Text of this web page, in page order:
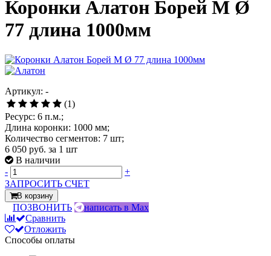
Коронки Алатон Борей М Ø
77 длина 1000мм
Артикул: -
(1)
Ресурс: 6 п.м.;
Длина коронки: 1000 мм;
Количество сегментов: 7 шт;
6 050 руб. за 1 шт
В наличии
-
+
ЗАПРОСИТЬ СЧЕТ
В корзину
ПОЗВОНИТЬ
написать в Max
Сравнить
Отложить
Способы оплаты